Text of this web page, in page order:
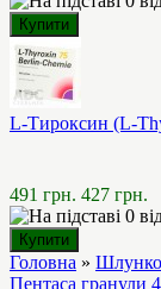
L-Тироксин (L-
491 грн. 427 грн.
Головна »
Пентаса гранули